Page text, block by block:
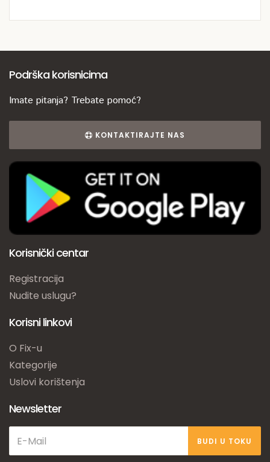
Podrška korisnicima
Imate pitanja? Trebate pomoć?
KONTAKTIRAJTE NAS
Korisnički centar
Registracija
Nudite uslugu?
Korisni linkovi
O Fix-u
Kategorije
Uslovi korištenja
Newsletter
BUDI U TOKU